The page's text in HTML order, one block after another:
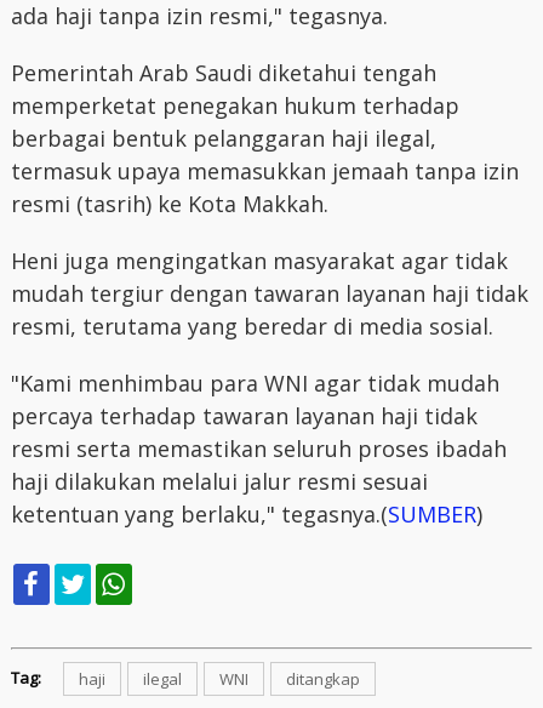
ada haji tanpa izin resmi," tegasnya.
Pemerintah Arab Saudi diketahui tengah
memperketat penegakan hukum terhadap
berbagai bentuk pelanggaran haji ilegal,
termasuk upaya memasukkan jemaah tanpa izin
resmi (tasrih) ke Kota Makkah.
Heni juga mengingatkan masyarakat agar tidak
mudah tergiur dengan tawaran layanan haji tidak
resmi, terutama yang beredar di media sosial.
"Kami menhimbau para WNI agar tidak mudah
percaya terhadap tawaran layanan haji tidak
resmi serta memastikan seluruh proses ibadah
haji dilakukan melalui jalur resmi sesuai
ketentuan yang berlaku," tegasnya.(SUMBER)
Tag: haji ilegal WNI ditangkap